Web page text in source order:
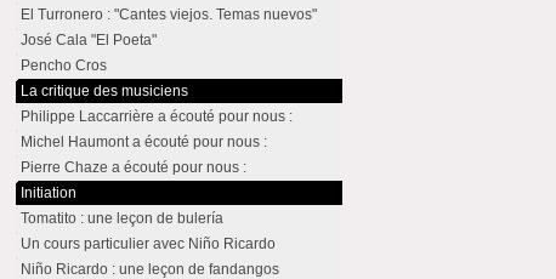
El Turronero : "Cantes viejos. Temas nuevos"
José Cala "El Poeta"
Pencho Cros
La critique des musiciens
Philippe Laccarrière a écouté pour nous :
Michel Haumont a écouté pour nous :
Pierre Chaze a écouté pour nous :
Initiation
Tomatito : une leçon de bulería
Un cours particulier avec Niño Ricardo
Niño Ricardo : une leçon de fandangos